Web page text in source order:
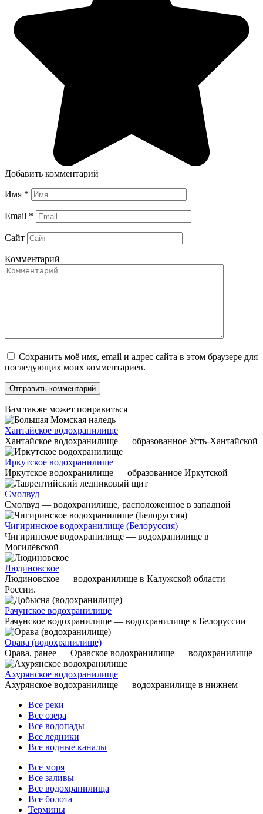
Добавить комментарий
Имя *
Email *
Сайт
Комментарий
Сохранить моё имя, email и адрес сайта в этом браузере для
последующих моих комментариев.
Вам также может понравиться
Хантайское водохранилище
Хантайское водохранилище — образованное Усть-Хантайской
Иркутское водохранилище
Иркутское водохранилище — образованное Иркутской
Смолвуд
Смолвуд — водохранилище, расположенное в западной
Чигиринское водохранилище (Белоруссия)
Чигиринское водохранилище — водохранилище в
Могилёвской
Людиновское
Людиновское — водохранилище в Калужской области
России.
Рачунское водохранилище
Рачунское водохранилище — водохранилище в Белоруссии
Орава (водохранилище)
Орава, ранее — Оравское водохранилище — водохранилище
Ахурянское водохранилище
Ахурянское водохранилище — водохранилище в нижнем
Все реки
Все озера
Все водопады
Все ледники
Все водные каналы
Все моря
Все заливы
Все водохранилища
Все болота
Термины